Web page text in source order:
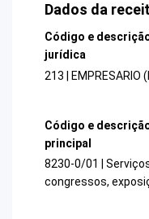
Dados da
Código e
jurídica
213 | EMPRESARIO
Código e
principal
8230-0/01 |
congressos,